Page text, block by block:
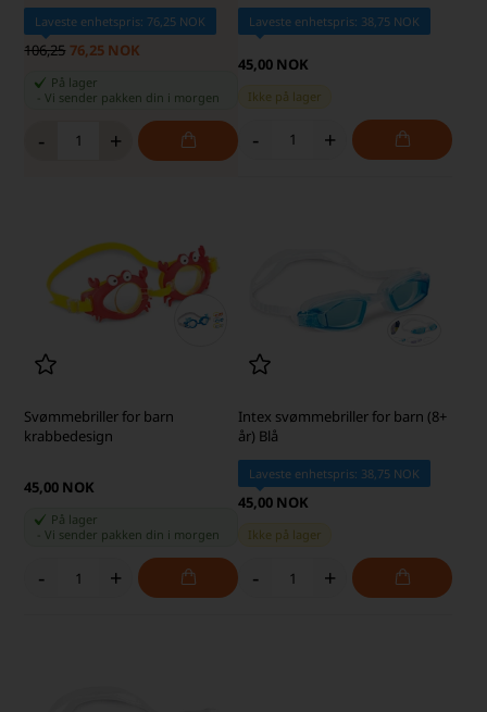
Laveste enhetspris: 76,25 NOK
106,25 76,25 NOK
På lager
-Vi sender pakken din i morgen
- +
Laveste enhetspris: 38,75 NOK
45,00 NOK
Ikke på lager
- +
Svømmebriller for barn
krabbedesign
45,00 NOK
På lager
-Vi sender pakken din i morgen
- +
Intex svømmebriller for barn (8+
år) Blå
Laveste enhetspris: 38,75 NOK
45,00 NOK
Ikke på lager
- +